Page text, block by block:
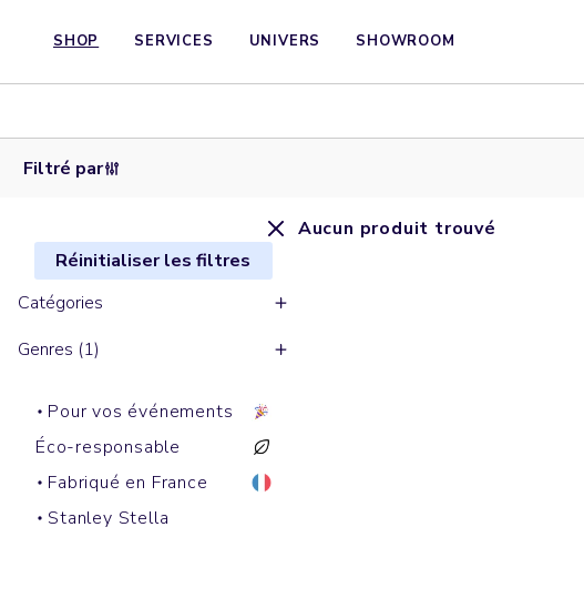
SHOP SERVICES UNIVERS SHOWROOM
Filtré par
Réinitialiser les filtres
Catégories
Genres (1)
Pour vos événements
Éco-responsable
Fabriqué en France
Stanley Stella
Aucun produit trouvé